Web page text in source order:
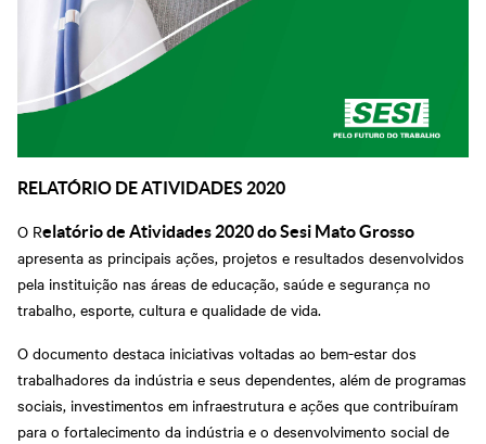
RELATÓRIO DE ATIVIDADES 2020
O Relatório de Atividades 2020 do Sesi Mato Grosso
apresenta as principais ações, projetos e resultados desenvolvidos
pela instituição nas áreas de educação, saúde e segurança no
trabalho, esporte, cultura e qualidade de vida.
O documento destaca iniciativas voltadas ao bem-estar dos
trabalhadores da indústria e seus dependentes, além de programas
sociais, investimentos em infraestrutura e ações que contribuíram
para o fortalecimento da indústria e o desenvolvimento social de